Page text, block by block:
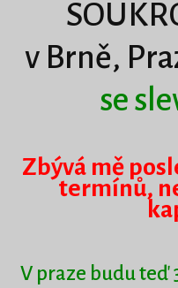
v Brně,
se
Zbývá mě
termínů,
V praze budu teď